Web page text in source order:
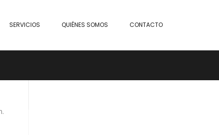
SERVICIOS QUIÉNES SOMOS CONTACTO